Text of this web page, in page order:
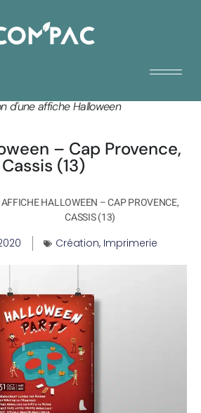
d'une affiche Halloween
– Cap Provence,
Cassis (13)
AFFICHE HALLOWEEN – CAP PROVENCE,
CASSIS (13)
Création, Imprimerie